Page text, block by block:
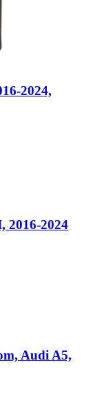
2024,
2016-2024
Audi A5,